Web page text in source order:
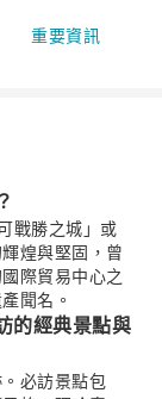
重要資訊
戰勝之城」或
煌與堅固，曾
際貿易中心之
聞名。
的經典景點與
必訪景點包